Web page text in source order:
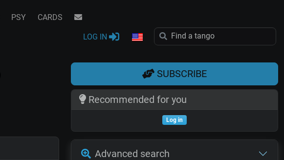
PSY CARDS
LOG IN
SUBSCRIBE
Recommended for you
Log in
Advanced search